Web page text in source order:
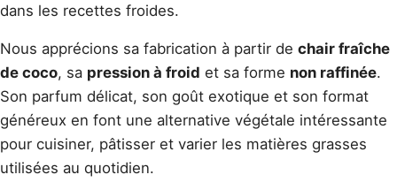
dans les recettes froides.
Nous apprécions sa fabrication à partir de chair fraîche
de coco, sa pression à froid et sa forme non raffinée.
Son parfum délicat, son goût exotique et son format
généreux en font une alternative végétale intéressante
pour cuisiner, pâtisser et varier les matières grasses
utilisées au quotidien.